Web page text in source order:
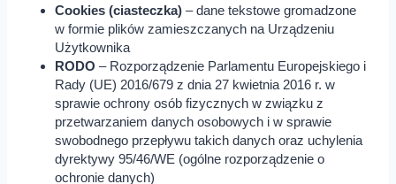
Cookies (ciasteczka) – dane tekstowe gromadzone
w formie plików zamieszczanych na Urządzeniu
Użytkownika
RODO – Rozporządzenie Parlamentu Europejskiego i
Rady (UE) 2016/679 z dnia 27 kwietnia 2016 r. w
sprawie ochrony osób fizycznych w związku z
przetwarzaniem danych osobowych i w sprawie
swobodnego przepływu takich danych oraz uchylenia
dyrektywy 95/46/WE (ogólne rozporządzenie o
ochronie danych)